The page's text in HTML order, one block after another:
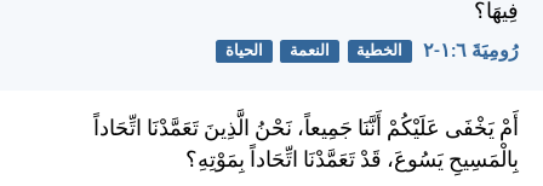
فِيهَا؟
رُومِيَةَ ٦:‏١-‏٢ الخطية النعمة الحياة
أَمْ يَخْفَى عَلَيْكُمْ أَنَّنَا جَمِيعاً، نَحْنُ الَّذِينَ تَعَمَّدْنَا اتِّحَاداً
بِالْمَسِيحِ يَسُوعَ، قَدْ تَعَمَّدْنَا اتِّحَاداً بِمَوْتِهِ؟